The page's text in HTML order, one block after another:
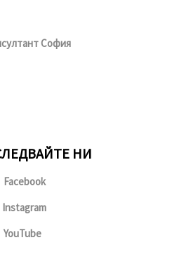
София
НИ
Facebook
Instagram
YouTube